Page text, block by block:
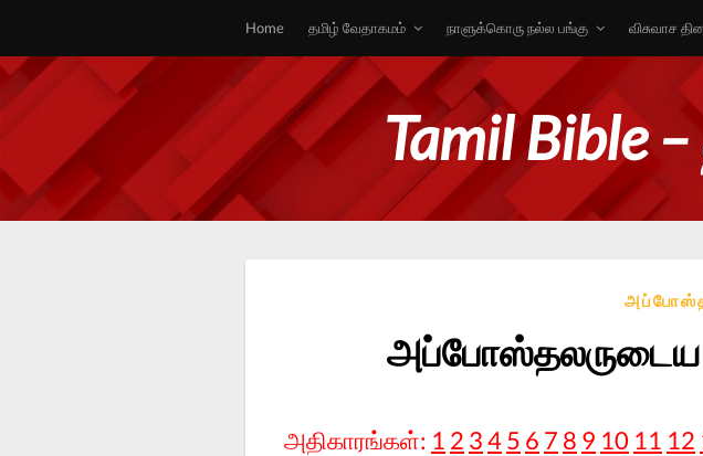
Home தமிழ் வேதாகமம் நாளுக்கொரு நல்ல பங்கு விசுவாச
Tamil Bible
அப்போஸ்தலருடைய
அதிகாரங்கள்: 1 2 345 6 7 8 9 10 11 12